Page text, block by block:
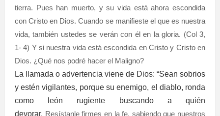
tierra. Pues han muerto, y su vida está ahora escondida
con Cristo en Dios.Cuando se manifieste el que es nuestra
vida, también ustedes se verán con él en la gloria. (Col 3,
1- 4) Y si nuestra vida está escondida en Cristo y Cristo en
Dios. ¿Qué nos podré hacer el Maligno?
La llamada o advertencia viene de Dios: “Sean sobrios
y estén vigilantes, porque su enemigo, el diablo, ronda
como león rugiente buscando a quién
devorar. Resístanle firmes en la fe, sabiendo que nuestros